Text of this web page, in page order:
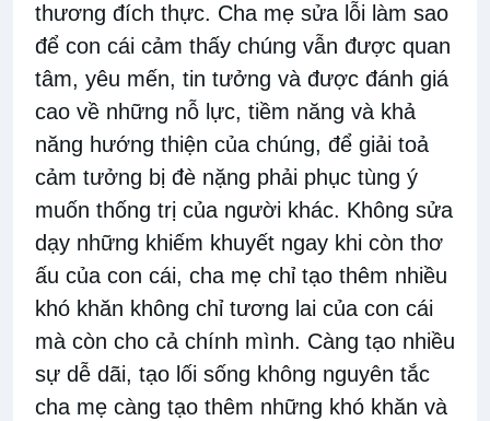
thương đích thực. Cha mẹ sửa lỗi làm sao
để con cái cảm thấy chúng vẫn được quan
tâm, yêu mến, tin tưởng và được đánh giá
cao về những nỗ lực, tiềm năng và khả
năng hướng thiện của chúng, để giải toả
cảm tưởng bị đè nặng phải phục tùng ý
muốn thống trị của người khác. Không sửa
dạy những khiếm khuyết ngay khi còn thơ
ấu của con cái, cha mẹ chỉ tạo thêm nhiều
khó khăn không chỉ tương lai của con cái
mà còn cho cả chính mình. Càng tạo nhiều
sự dễ dãi, tạo lối sống không nguyên tắc
cha mẹ càng tạo thêm những khó khăn và